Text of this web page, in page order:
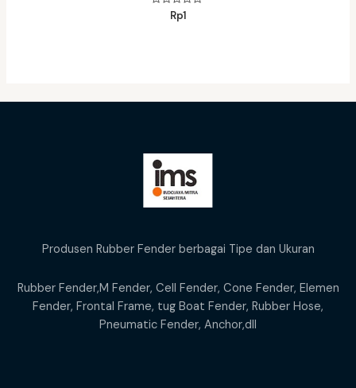
Dinilai
Rp1
Produsen Rubber Fender berbagai Tipe dan Ukuran
Rubber Fender,M Fender, Cell Fender, Cone Fender, Elemen
Fender, Frontal Frame, tug Boat Fender, Rubber Hose,
Pneumatic Fender, Anchor,dll